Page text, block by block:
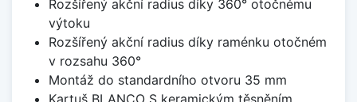
Rozšířený akční radius díky 360° otočnému
výtoku
Rozšířený akční radius díky raménku otočném
v rozsahu 360°
Montáž do standardního otvoru 35 mm
Kartuš BLANCO S keramickým těsněním